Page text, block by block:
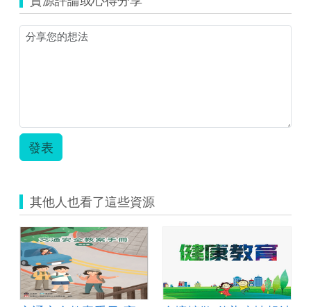
動
設
發表
其他人也看了這些資源